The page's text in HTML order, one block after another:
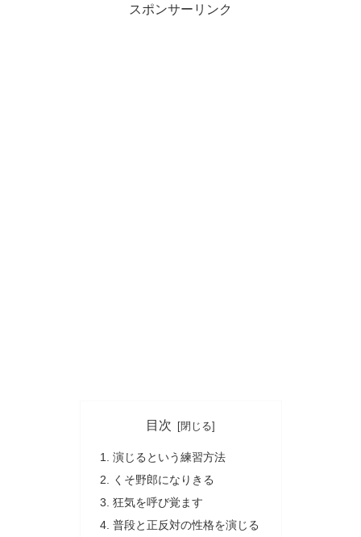
スポンサーリンク
目次
演じるという練習方法
くそ野郎になりきる
狂気を呼び覚ます
普段と正反対の性格を演じる